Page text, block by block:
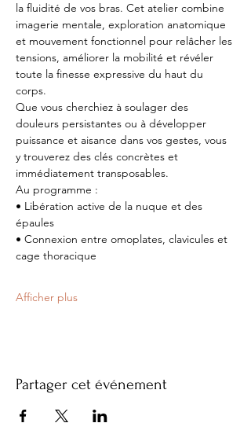
la fluidité de vos bras. Cet atelier combine
imagerie mentale, exploration anatomique
et mouvement fonctionnel pour relâcher les
tensions, améliorer la mobilité et révéler
toute la finesse expressive du haut du
corps.
Que vous cherchiez à soulager des
douleurs persistantes ou à développer
puissance et aisance dans vos gestes, vous
y trouverez des clés concrètes et
immédiatement transposables.
Au programme :
• Libération active de la nuque et des
épaules
• Connexion entre omoplates, clavicules et
cage thoracique
Afficher plus
Partager cet événement